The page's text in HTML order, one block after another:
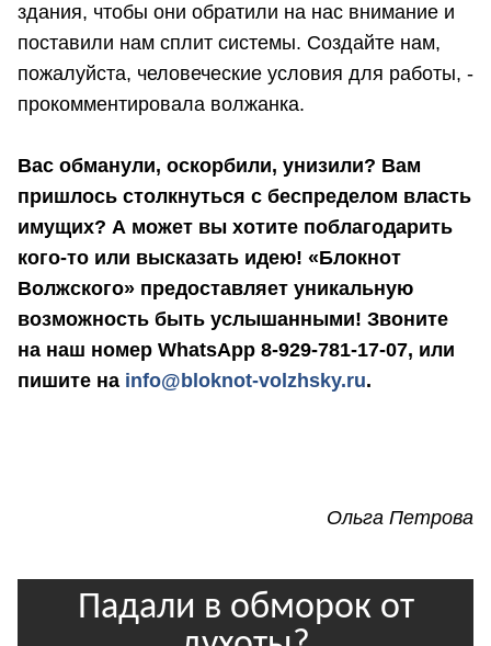
здания, чтобы они обратили на нас внимание и
поставили нам сплит системы. Создайте нам,
пожалуйста, человеческие условия для работы, -
прокомментировала волжанка.
Вас обманули, оскорбили, унизили? Вам
пришлось столкнуться с беспределом власть
имущих? А может вы хотите поблагодарить
кого-то или высказать идею! «Блокнот
Волжского» предоставляет уникальную
возможность быть услышанными! Звоните
на наш номер WhatsApp 8-929-781-17-07, или
пишите на info@bloknot-volzhsky.ru.
Ольга Петрова